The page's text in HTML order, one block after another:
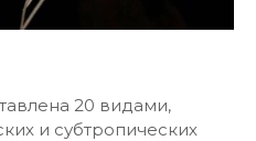
20 видами,
и субтропических